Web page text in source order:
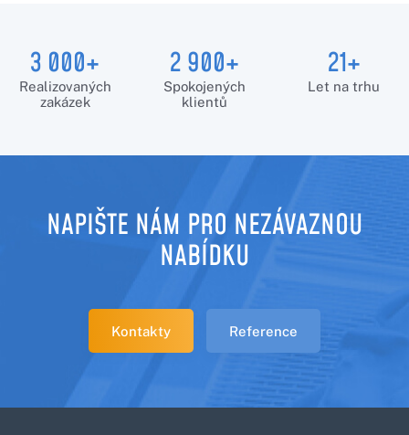
3 000+
Realizovaných
zakázek
2 900+
Spokojených
klientů
21+
Let na trhu
NAPIŠTE NÁM PRO NEZÁVAZNOU
NABÍDKU
Kontakty Reference